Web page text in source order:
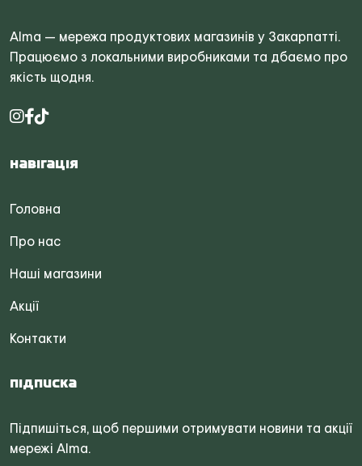
Alma — мережа продуктових магазинів у Закарпатті.
Працюємо з локальними виробниками та дбаємо про
якість щодня.
Навігація
Головна
Про нас
Наші магазини
Акції
Контакти
Підписка
Підпишіться, щоб першими отримувати новини та акції
мережі Alma.